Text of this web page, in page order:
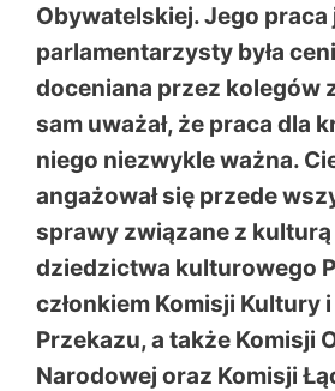
Obywatelskiej. Jego praca
parlamentarzysty była
doceniana przez kolegów
sam uważał, że praca dla
niego niezwykle ważna.
angażował się przede
sprawy związane z
dziedzictwa kulturowego
członkiem Komisji Kultury
Przekazu, a także Komisji
Narodowej oraz Komisji